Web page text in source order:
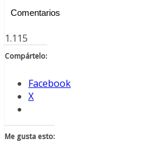
Comentarios
1.115
Compártelo:
Facebook
X
Me gusta esto: